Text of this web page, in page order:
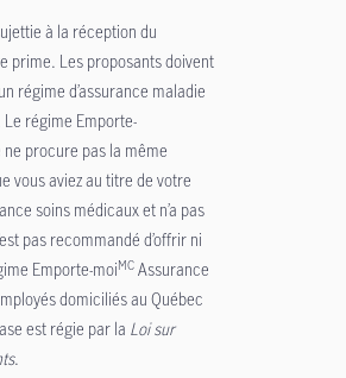
à la réception du
prime. Les proposants doivent
régime d’assurance maladie
régime Emporte-
procure pas la même
vous aviez au titre de votre
soins médicaux et n’a pas
pas recommandé d’offrir ni
Emporte-moiMC Assurance
domiciliés au Québec
est régie par la Loi sur
.